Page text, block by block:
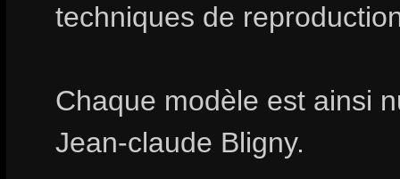
techniques de
Chaque modèle est ainsi
Jean-claude Bligny.